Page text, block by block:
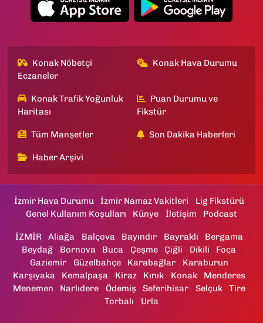
Konak Nöbetçi
Eczaneler
Konak Hava Durumu
Konak Trafik Yoğunluk
Haritası
Puan Durumu ve
Fikstür
Tüm Manşetler Son Dakika Haberleri
Haber Arşivi
İzmir Hava Durumu İzmir Namaz Vakitleri
Lig Fikstürü
Genel Kullanım Koşulları
Künye İletişim Podcast
İZMİR Aliağa Balçova Bayındır Bayraklı
Bergama
Beydağ
Bornova Buca Çeşme Çiğli Dikili
Foça
Gaziemir
Güzelbahçe Karabağlar
Karaburun
Karşıyaka
Kemalpaşa Kiraz Kınık Konak
Menderes
Menemen
Narlıdere Ödemiş Seferihisar Selçuk
Tire
Torbalı
Urla